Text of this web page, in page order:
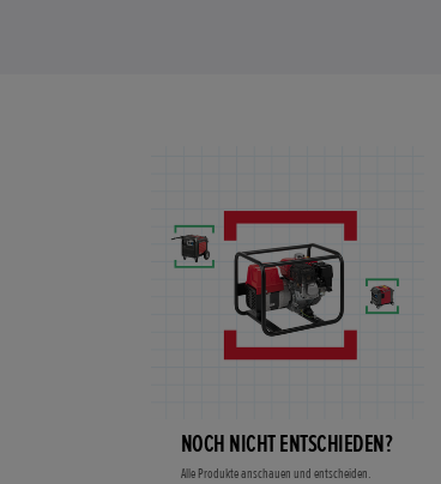
NOCH NICHT ENTSCHIEDEN?
Alle Produkte anschauen und entscheiden.